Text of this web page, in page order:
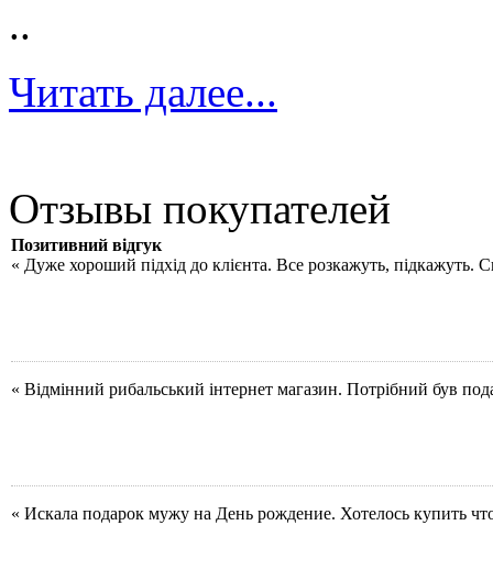
..
Читать далее...
Отзывы покупателей
Позитивний відгук
« Дуже хороший підхід до клієнта. Все розкажуть, підкажуть.
« Відмінний рибальський інтернет магазин. Потрібний був
« Искала подарок мужу на День рождение. Хотелось купить